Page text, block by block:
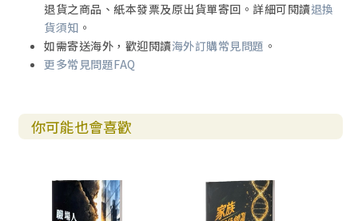
退貨之商品、紙本發票及原出貨單寄回。詳細可閱讀退換
貨須知 。
如需寄送海外，歡迎閱讀海外訂購常見問題 。
更多常見問題FAQ
你可能也會喜歡